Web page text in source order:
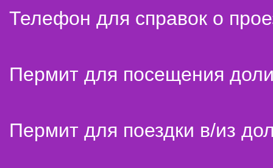
Телефон для справок о
Пермит для посещения
Пермит для поездки в/из